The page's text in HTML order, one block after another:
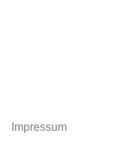
Impressum